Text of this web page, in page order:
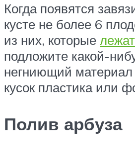
Когда появятся
кусте не более 6
из них, которые
подложите какой-
негниющий материал
кусок пластика или
Полив арбуза